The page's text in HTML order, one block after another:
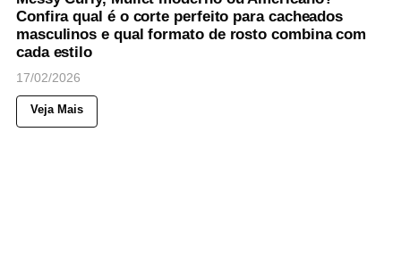
Confira qual é o corte perfeito para cacheados
masculinos e qual formato de rosto combina com
cada estilo
17/02/2026
Veja Mais